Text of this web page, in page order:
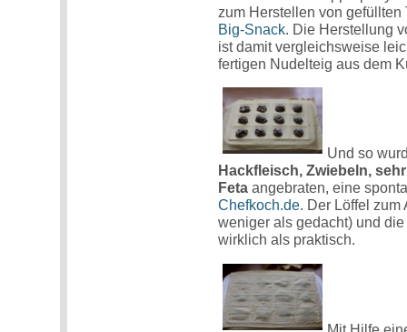
zum Herstellen von
Big-Snack. Die Herstellung
ist damit vergleichsweise
fertigen Nudelteig aus dem
Und so
Hackfleisch, Zwiebeln,
Feta angebraten, eine
Chefkoch.de. Der Löffel
weniger als gedacht) und
wirklich als praktisch.